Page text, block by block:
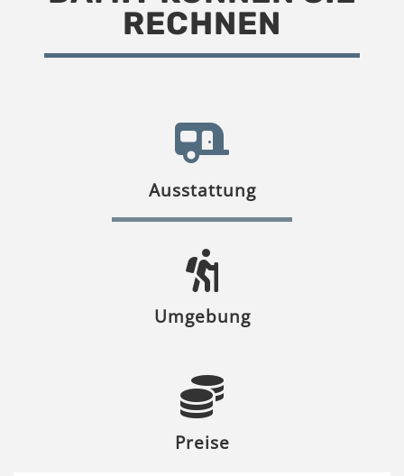
RECHNEN
Ausstattung
Umgebung
Preise